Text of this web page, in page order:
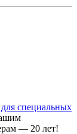
специальных
— 20 лет!